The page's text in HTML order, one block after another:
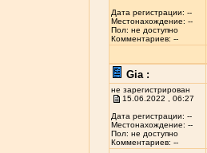
Дата регистрации: --
Местонахождение: --
Пол: не доступно
Комментариев: --
Gia :
не зарегистрирован
15.06.2022 , 06:27
Дата регистрации: --
Местонахождение: --
Пол: не доступно
Комментариев: --